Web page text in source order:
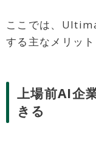
ここでは、
する主なメリット
上場前AI企
きる